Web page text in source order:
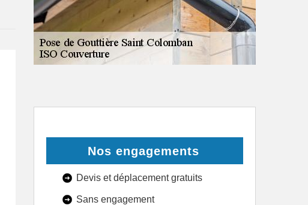
Nos engagements
Devis et déplacement gratuits
Sans engagement